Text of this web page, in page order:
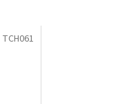
TCH061